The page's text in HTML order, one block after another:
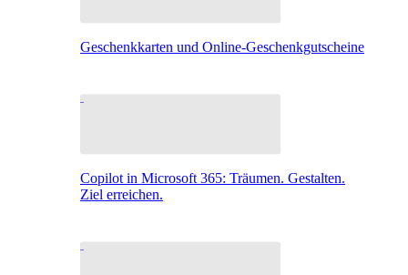
Geschenkkarten und Online-Geschenkgutscheine
Copilot in Microsoft 365: Träumen. Gestalten.
Ziel erreichen.